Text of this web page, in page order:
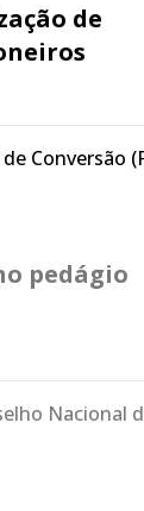
de
Conversão
pedágio
Nacional